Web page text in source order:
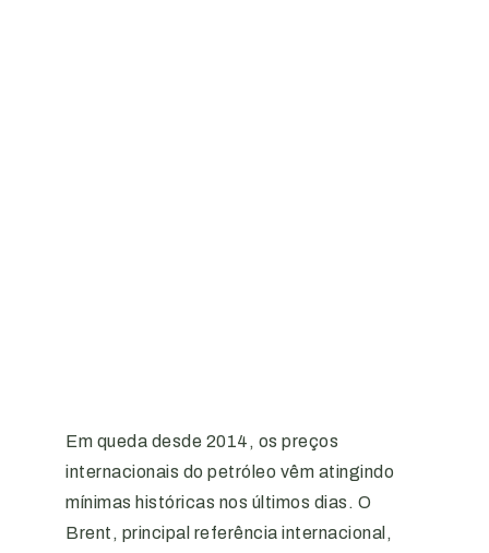
Em queda desde 2014, os preços
internacionais do petróleo vêm atingindo
mínimas históricas nos últimos dias. O
Brent, principal referência internacional,